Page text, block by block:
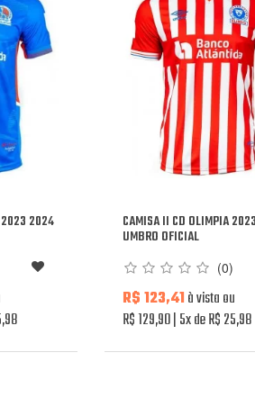
2023 2024 CAMISA II CD OLIMPIA
UMBRO OFICIAL
(0)
R$ 123,41à vista ou
R$ 129,90 5x de R$ 25,98